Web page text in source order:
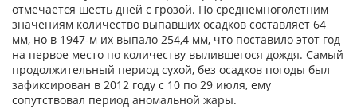
отмечается шесть дней с грозой. По среднемноголетним
значениям количество выпавших осадков составляет 64
мм, но в 1947-м их выпало 254,4 мм, что поставило этот год
на первое место по количеству вылившегося дождя. Самый
продолжительный период сухой, без осадков погоды был
зафиксирован в 2012 году с 10 по 29 июля, ему
сопутствовал период аномальной жары.